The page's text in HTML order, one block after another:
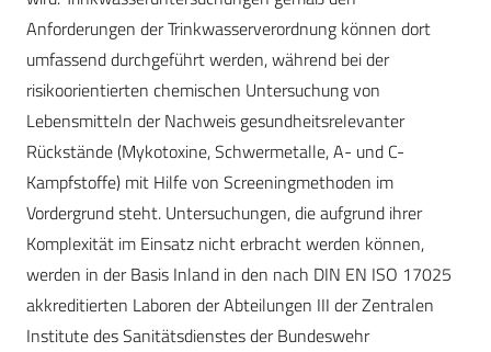
Anforderungen der Trinkwasserverordnung können dort
umfassend durchgeführt werden, während bei der
risikoorientierten chemischen Untersuchung von
Lebensmitteln der Nachweis gesundheitsrelevanter
Rückstände (Mykotoxine, Schwermetalle, A- und C-
Kampfstoffe) mit Hilfe von Screeningmethoden im
Vordergrund steht. Untersuchungen, die aufgrund ihrer
Komplexität im Einsatz nicht erbracht werden können,
werden in der Basis Inland in den nach DIN EN ISO 17025
akkreditierten Laboren der Abteilungen III der Zentralen
Institute des Sanitätsdienstes der Bundeswehr